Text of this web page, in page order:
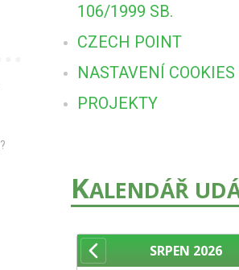
?
106/1999 SB.
CZECH POINT
NASTAVENÍ COOKIES
PROJEKTY
KALENDÁŘ
SRPEN 2026